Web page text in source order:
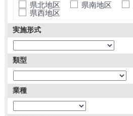
県北地区
県南地区
県西地区
実施形式
類型
業種